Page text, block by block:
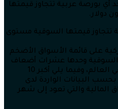
أي بورصة عربية تتجاوز قيمتها
دولار.
العالم 17 بورصة تتجاوز قيمتها السوقية مستوى
على قائمة الأسواق الأضخم
السوقية وحدها عشرات أضعاف
بعض الأسواق المهمة في العالم، وفيما يلي أكبر 10
البيانات الواردة لدى
المالية والتي تعود إلى شهر